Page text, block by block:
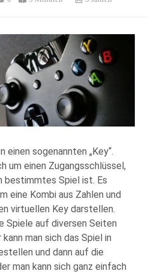
einen sogenannten „Key“.
um einen Zugangsschlüssel,
bestimmtes Spiel ist. Es
eine Kombi aus Zahlen und
virtuellen Key darstellen.
Spiele auf diversen Seiten
man sich das Spiel in
und dann auf die
man kann sich ganz einfach